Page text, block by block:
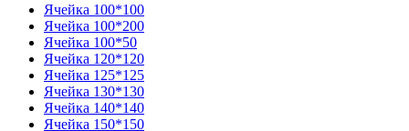
Ячейка 100*100
Ячейка 100*200
Ячейка 100*50
Ячейка 120*120
Ячейка 125*125
Ячейка 130*130
Ячейка 140*140
Ячейка 150*150